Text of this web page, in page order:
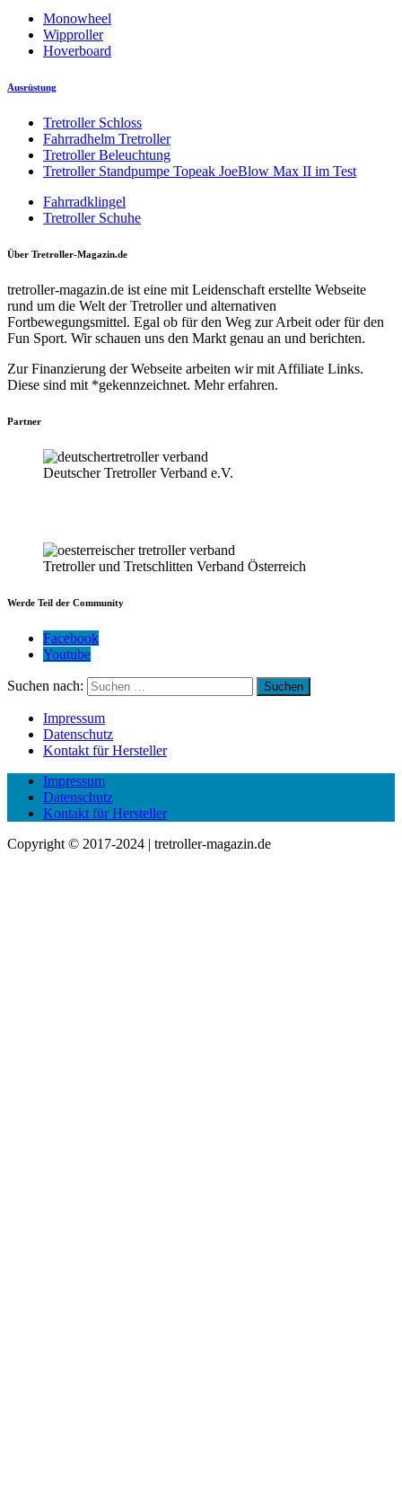
Monowheel
Wipproller
Hoverboard
Ausrüstung
Tretroller Schloss
Fahrradhelm Tretroller
Tretroller Beleuchtung
Tretroller Standpumpe Topeak JoeBlow Max II im Test
Fahrradklingel
Tretroller Schuhe
Über Tretroller-Magazin.de
tretroller-magazin.de ist eine mit Leidenschaft erstellte Webseite
rund um die Welt der Tretroller und alternativen
Fortbewegungsmittel. Egal ob für den Weg zur Arbeit oder für den
Fun Sport. Wir schauen uns den Markt genau an und berichten.
Zur Finanzierung der Webseite arbeiten wir mit Affiliate Links.
Diese sind mit *gekennzeichnet. Mehr erfahren.
Partner
Deutscher Tretroller Verband e.V.
Tretroller und Tretschlitten Verband Österreich
Werde Teil der Community
Facebook
Youtube
Suchen nach:
Impressum
Datenschutz
Kontakt für Hersteller
Impressum
Datenschutz
Kontakt für Hersteller
Copyright © 2017-2024 | tretroller-magazin.de